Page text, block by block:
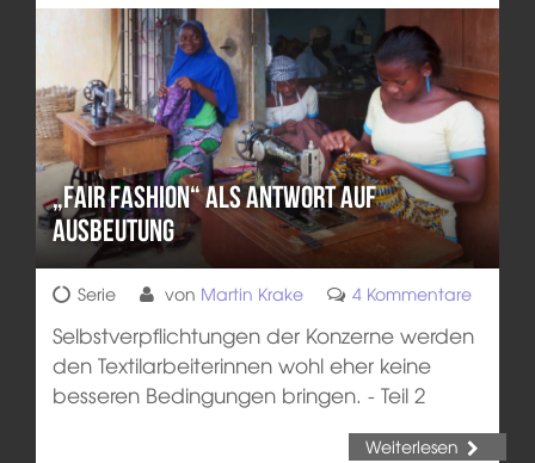
„Fair Fashion“ als Antwort auf
Ausbeutung
Serie von Martin Krake 4 Kommentare
Selbstverpflichtungen der Konzerne werden
den Textilarbeiterinnen wohl eher keine
besseren Bedingungen bringen. - Teil 2
Weiterlesen